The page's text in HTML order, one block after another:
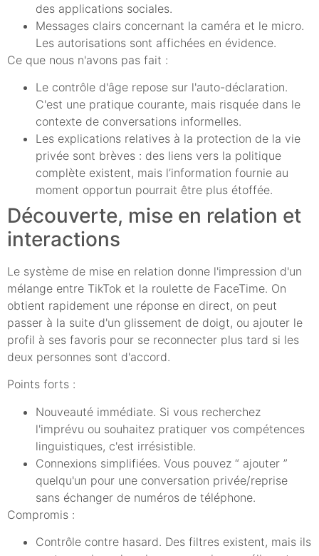
des applications sociales.
Messages clairs concernant la caméra et le micro.
Les autorisations sont affichées en évidence.
Ce que nous n'avons pas fait :
Le contrôle d'âge repose sur l'auto-déclaration.
C'est une pratique courante, mais risquée dans le
contexte de conversations informelles.
Les explications relatives à la protection de la vie
privée sont brèves : des liens vers la politique
complète existent, mais l’information fournie au
moment opportun pourrait être plus étoffée.
Découverte, mise en relation et
interactions
Le système de mise en relation donne l'impression d'un
mélange entre TikTok et la roulette de FaceTime. On
obtient rapidement une réponse en direct, on peut
passer à la suite d'un glissement de doigt, ou ajouter le
profil à ses favoris pour se reconnecter plus tard si les
deux personnes sont d'accord.
Points forts :
Nouveauté immédiate. Si vous recherchez
l'imprévu ou souhaitez pratiquer vos compétences
linguistiques, c'est irrésistible.
Connexions simplifiées. Vous pouvez “ ajouter ”
quelqu'un pour une conversation privée/reprise
sans échanger de numéros de téléphone.
Compromis :
Contrôle contre hasard. Des filtres existent, mais ils